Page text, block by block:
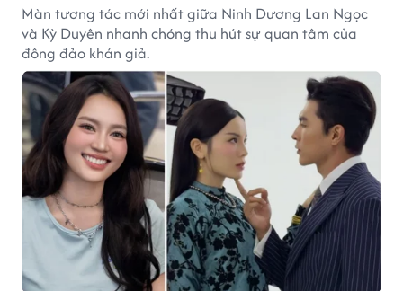
Màn tương tác mới nhất giữa Ninh Dương Lan Ngọc
và Kỳ Duyên nhanh chóng thu hút sự quan tâm của
đông đảo khán giả.